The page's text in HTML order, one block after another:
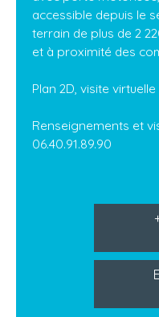
accessible depuis le
terrain de plus de 2
et à proximité des
Plan 2D, visite
Renseignements et
06.40.91.89.90